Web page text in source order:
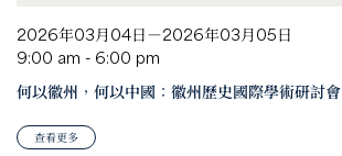
2026年03月04日－2026年03月05日
9:00 am - 6:00 pm
何以徽州，何以中國：徽州歷史國際學術研討會
查看更多